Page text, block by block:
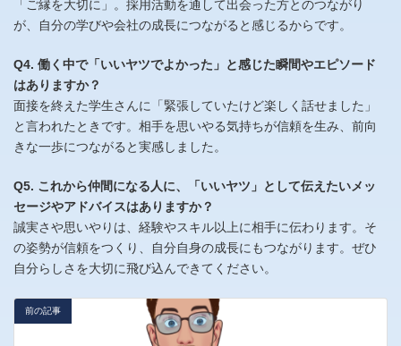
「ご縁を大切に」。採用活動を通して出会った方とのつながり
が、自分の学びや会社の成長につながると感じるからです。
Q4. 働く中で「いいヤツでよかった」と感じた瞬間やエピソード
はありますか？
面接を終えた学生さんに「緊張していたけど楽しく話せました」
と言われたときです。相手を思いやる気持ちが信頼を生み、前向
きな一歩につながると実感しました。
Q5. これから仲間になる人に、「いいヤツ」として伝えたいメッ
セージやアドバイスはありますか？
誠実さや思いやりは、経験やスキル以上に相手に伝わります。そ
の姿勢が信頼をつくり、自分自身の成長にもつながります。ぜひ
自分らしさを大切に飛び込んできてください。
前の記事